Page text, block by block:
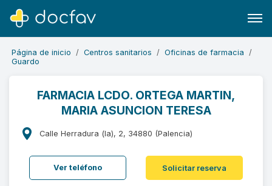
Buscar
Software para clínicas
Soporte
¿Eres un doctor?
Página de inicio Centros sanitarios
Oficinas de farmacia
Guardo
FARMACIA LCDO. ORTEGA MARTIN,
MARIA ASUNCION TERESA
Calle Herradura (la), 2, 34880 (Palencia)
Ver teléfono Solicitar reserva